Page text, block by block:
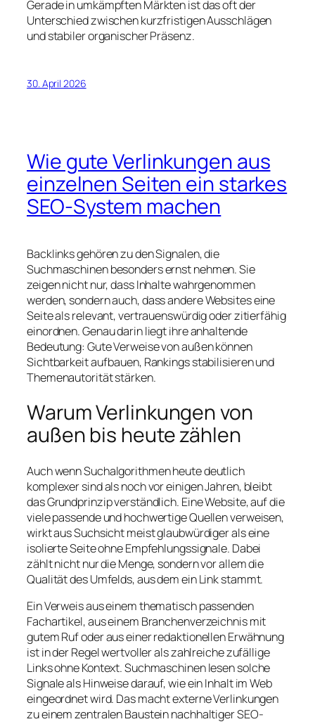
Gerade in umkämpften Märkten ist das oft der
Unterschied zwischen kurzfristigen Ausschlägen
und stabiler organischer Präsenz.
30. April 2026
Wie gute Verlinkungen aus
einzelnen Seiten ein starkes
SEO-System machen
Backlinks gehören zu den Signalen, die
Suchmaschinen besonders ernst nehmen. Sie
zeigen nicht nur, dass Inhalte wahrgenommen
werden, sondern auch, dass andere Websites eine
Seite als relevant, vertrauenswürdig oder zitierfähig
einordnen. Genau darin liegt ihre anhaltende
Bedeutung: Gute Verweise von außen können
Sichtbarkeit aufbauen, Rankings stabilisieren und
Themenautorität stärken.
Warum Verlinkungen von
außen bis heute zählen
Auch wenn Suchalgorithmen heute deutlich
komplexer sind als noch vor einigen Jahren, bleibt
das Grundprinzip verständlich. Eine Website, auf die
viele passende und hochwertige Quellen verweisen,
wirkt aus Suchsicht meist glaubwürdiger als eine
isolierte Seite ohne Empfehlungssignale. Dabei
zählt nicht nur die Menge, sondern vor allem die
Qualität des Umfelds, aus dem ein Link stammt.
Ein Verweis aus einem thematisch passenden
Fachartikel, aus einem Branchenverzeichnis mit
gutem Ruf oder aus einer redaktionellen Erwähnung
ist in der Regel wertvoller als zahlreiche zufällige
Links ohne Kontext. Suchmaschinen lesen solche
Signale als Hinweise darauf, wie ein Inhalt im Web
eingeordnet wird. Das macht externe Verlinkungen
zu einem zentralen Baustein nachhaltiger SEO-